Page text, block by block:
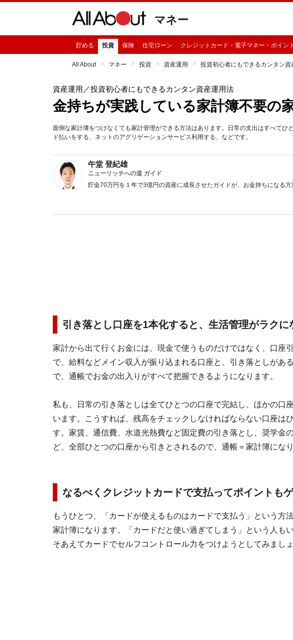
マネー
貯める 投資 保険 住宅ローン クレジットカード・電子マネー・ポイント
All About マネー 投資 資産運用 投資初心者にもできるカンタン資
資産運用 ／投資初心者にもできるカンタン資産運用法
金持ちが実践している家計簿不要の
面倒な家計簿をつけなくても家計管理ができる方法はあります。日常の支出はすべてひ
ド払いをする、ネットのアグリゲーションサービス利用する、などです。
午堂 登紀雄
ニューリッチへの道 ガイド
貯金70万円を１年で3億円の資産に成長させたガイドが、お金持ちになる方
引き落とし口座を1本化すると、生活管理がラクに
家計から出て行くお金には、現金で使うものだけではなく、口座
で、給料などメイン収入が振り込まれる口座と、引き落としがあ
で、通帳でお金の出入りがすべて把握できるようになります。
私も、日常の引き落としは全てひとつの口座で完結し、ほかの口
います。こうすれば、残高をチェックしなければならない口座は
す。家賃、通信費、水道光熱費など固定費の引き落とし、奨学金
ど、全部ひとつの口座から引きとされるので、通帳＝家計簿になり
なるべくクレジットカードで支払ってポイントも
もうひとつ、「カードが使えるものはカードで支払う」という方
家計簿になります。「カードだと使い過ぎてしまう」という人も
そあえてカードでセルフコントロール力をつけようとしてみましょ